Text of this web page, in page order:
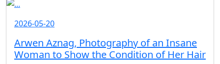
2026-05-20
Arwen Aznag, Photography of an Insane
Woman to Show the Condition of Her Hair